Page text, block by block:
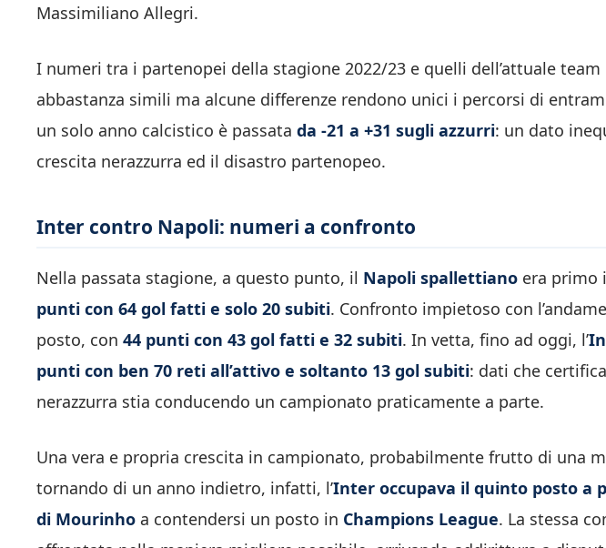
Massimiliano Allegri.
I numeri tra i partenopei della stagione 2022/23 e quelli dell’attuale team
abbastanza simili ma alcune differenze rendono unici i percorsi di
un solo anno calcistico è passata da -21 a +31 sugli azzurri: un dato
crescita nerazzurra ed il disastro partenopeo.
Inter contro Napoli: numeri a confronto
Nella passata stagione, a questo punto, il Napoli spallettiano era primo
punti con 64 gol fatti e solo 20 subiti. Confronto impietoso con
posto, con 44 punti con 43 gol fatti e 32 subiti. In vetta, fino ad oggi, l’
punti con ben 70 reti all’attivo e soltanto 13 gol subiti: dati che
nerazzurra stia conducendo un campionato praticamente a parte.
Una vera e propria crescita in campionato, probabilmente frutto di una
tornando di un anno indietro, infatti, l’Inter occupava il quinto posto a
di Mourinho a contendersi un posto in Champions League. La stessa